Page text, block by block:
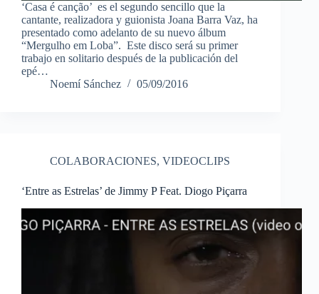
‘Casa é canção’ es el segundo sencillo que la
cantante, realizadora y guionista Joana Barra Vaz, ha
presentado como adelanto de su nuevo álbum
“Mergulho em Loba”. Este disco será su primer
trabajo en solitario después de la publicación del
epé…
Noemí Sánchez
05/09/2016
COLABORACIONES, VIDEOCLIPS
‘Entre as Estrelas’ de Jimmy P Feat. Diogo Piçarra